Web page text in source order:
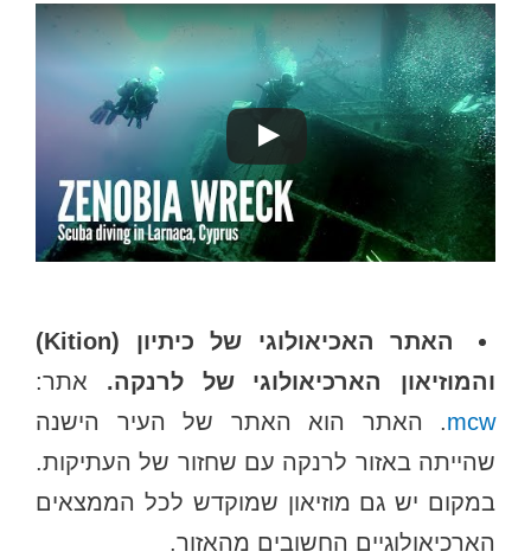
האתר האכיאולוגי של כיתיון (Kition)
והמוזיאון הארכיאולוגי של לרנקה.אתר:
mcw. האתר הוא האתר של העיר הישנה
שהייתה באזור לרנקה עם שחזור של העתיקות.
במקום יש גם מוזיאון שמוקדש לכל הממצאים
הארכיאולוגיים החשובים מהאזור.